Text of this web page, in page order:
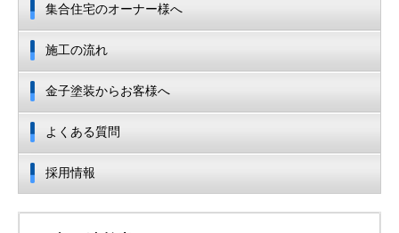
集合住宅のオーナー様へ
施工の流れ
金子塗装からお客様へ
よくある質問
採用情報